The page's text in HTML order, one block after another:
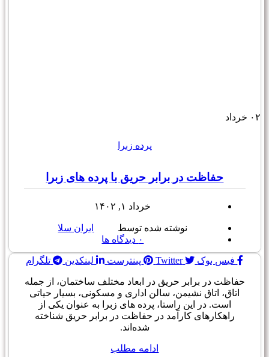
۰۲ خرداد
پرده زبرا
حفاظت در برابر حریق با پرده های زبرا
خرداد ۱, ۱۴۰۲
نوشته شده توسط
ایران سلا
۰ دیدگاه ها
فیس بوک Twitter پینترست لینکدین تلگرام
حفاظت در برابر حریق در ابعاد مختلف ساختمان، از جمله
اتاق، اتاق نشیمن، سالن اداری و مسکونی، بسیار حیاتی
است. در این راستا، پرده های زبرا به عنوان یکی از
راهکارهای کارآمد در حفاظت در برابر حریق شناخته
شده‌اند.
ادامه مطلب